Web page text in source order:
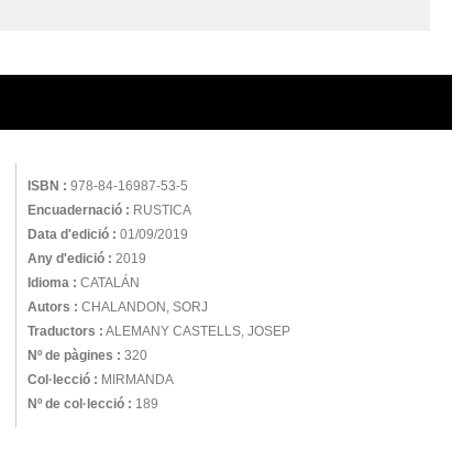
ISBN : 978-84-16987-53-5
Encuadernació : RUSTICA
Data d'edició : 01/09/2019
Any d'edició : 2019
Idioma : CATALÁN
Autors : CHALANDON, SORJ
Traductors : ALEMANY CASTELLS, JOSEP
Nº de pàgines : 320
Col·lecció : MIRMANDA
Nº de col·lecció : 189